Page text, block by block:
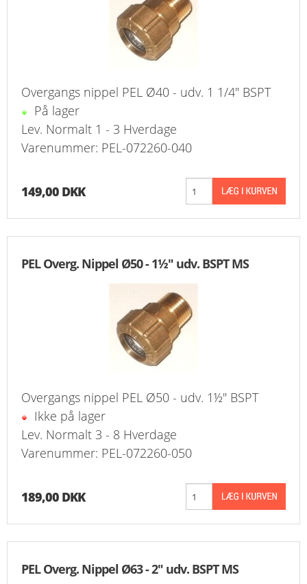
Overgangs nippel PEL Ø40 - udv. 1 1/4" BSPT
På lager
Lev. Normalt 1 - 3 Hverdage
Varenummer: PEL-072260-040
149,00 DKK
PEL Overg. Nippel Ø50 - 1½" udv. BSPT MS
Overgangs nippel PEL Ø50 - udv. 1½" BSPT
Ikke på lager
Lev. Normalt 3 - 8 Hverdage
Varenummer: PEL-072260-050
189,00 DKK
PEL Overg. Nippel Ø63 - 2" udv. BSPT MS